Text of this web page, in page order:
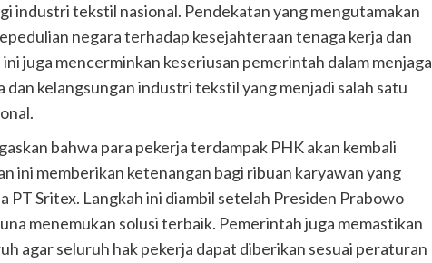
industri tekstil nasional. Pendekatan yang mengutamakan
negara terhadap kesejahteraan tenaga kerja dan
juga mencerminkan keseriusan pemerintah dalam menjaga
kelangsungan industri tekstil yang menjadi salah satu
bahwa para pekerja terdampak PHK akan kembali
ini memberikan ketenangan bagi ribuan karyawan yang
PT Sritex. Langkah ini diambil setelah Presiden Prabowo
menemukan solusi terbaik. Pemerintah juga memastikan
agar seluruh hak pekerja dapat diberikan sesuai peraturan